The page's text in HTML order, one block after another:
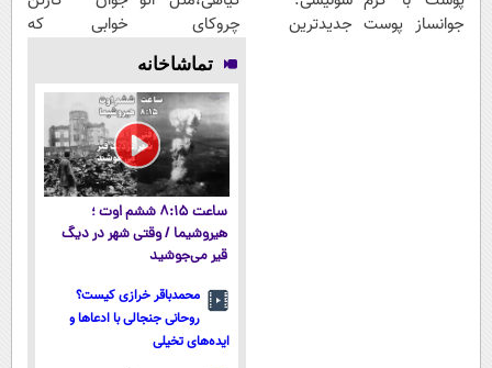
جوانساز پوست جدیدترین
چروکای
پوستتوصاف
میکنه!50%تخفیف
خوابی که
تماشاخانه
ساعت ۸:۱۵ ششم اوت ؛
هیروشیما / وقتی شهر در دیگ
قیر می‌جوشید
محمدباقر خرازی کیست؟
روحانی جنجالی با ادعاها و
ایده‌های تخیلی